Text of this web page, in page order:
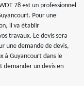
78 est un professionnel
Pour une
il va établir
travaux. Le devis sera
une demande de devis,
à Guyancourt dans le
demander un devis en